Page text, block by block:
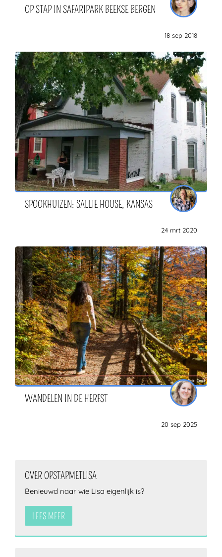
OP STAP IN SAFARIPARK BEEKSE BERGEN
18 sep 2018
SPOOKHUIZEN: SALLIE HOUSE, KANSAS
24 mrt 2020
WANDELEN IN DE HERFST
20 sep 2025
OVER OPSTAPMETLISA
Benieuwd naar wie Lisa eigenlijk is?
LEES MEER